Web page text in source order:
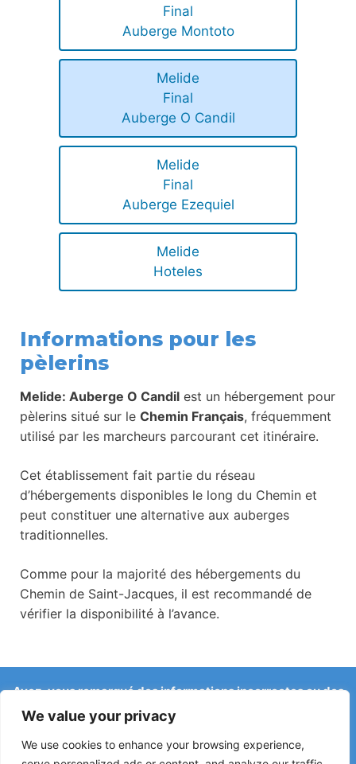
We value your privacy
We use cookies to enhance your browsing experience,
Final
Auberge Montoto
Melide
Final
Auberge O Candil
Melide
Final
Auberge Ezequiel
Melide
Hoteles
Informations pour les
pèlerins
Melide: Auberge O Candil est un hébergement pour
pèlerins situé sur le Chemin Français, fréquemment
utilisé par les marcheurs parcourant cet itinéraire.
Cet établissement fait partie du réseau
d’hébergements disponibles le long du Chemin et
peut constituer une alternative aux auberges
traditionnelles.
Comme pour la majorité des hébergements du
Chemin de Saint-Jacques, il est recommandé de
vérifier la disponibilité à l’avance.
Avez-vous remarqué des informations incorrectes ou des
changements récents sur le Camino ?
Les signalements concernant des auberges fermées, des
inondations, des déviations, des travaux ou d’autres